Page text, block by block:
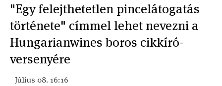
"Egy felejthetetlen pincelátogatás
története" címmel lehet nevezni a
Hungarianwines boros cikkíró-
versenyére
Július 08. 16:16